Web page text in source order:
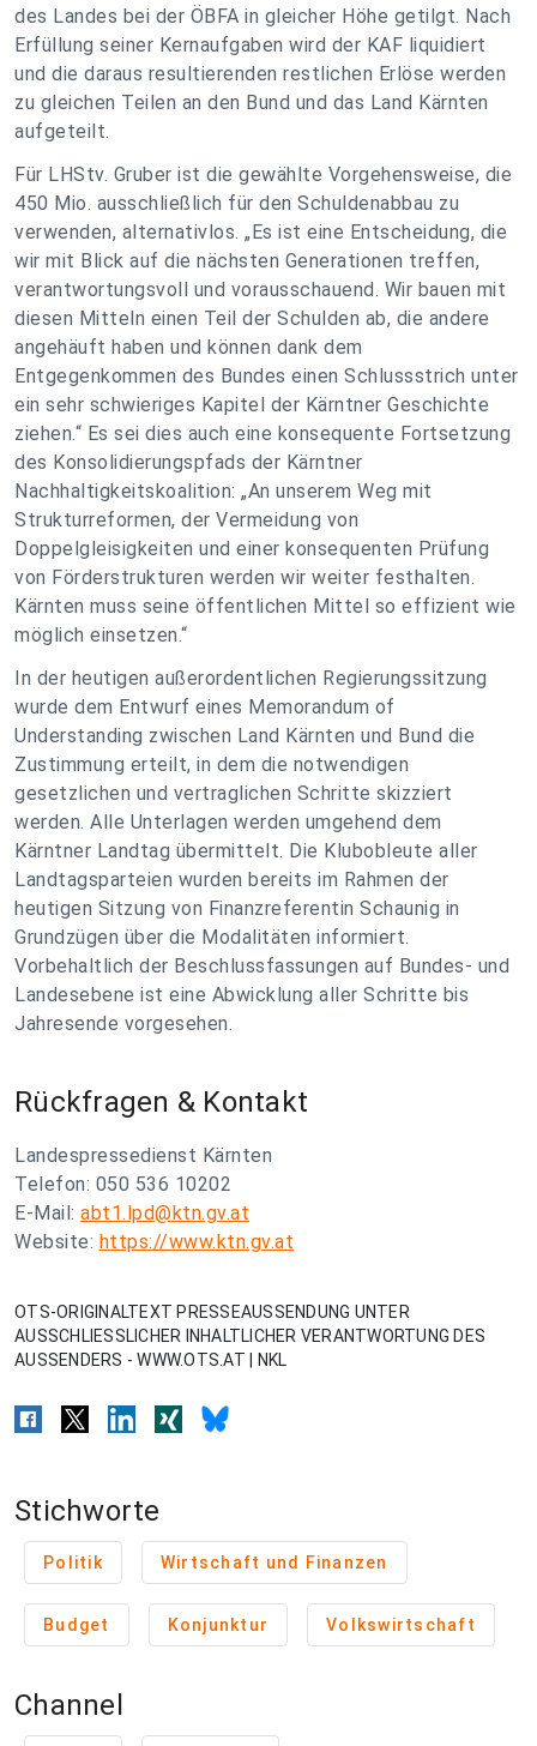
des Landes bei der ÖBFA in gleicher Höhe getilgt. Nach
Erfüllung seiner Kernaufgaben wird der KAF liquidiert
und die daraus resultierenden restlichen Erlöse werden
zu gleichen Teilen an den Bund und das Land Kärnten
aufgeteilt.
Für LHStv. Gruber ist die gewählte Vorgehensweise, die
450 Mio. ausschließlich für den Schuldenabbau zu
verwenden, alternativlos. „Es ist eine Entscheidung, die
wir mit Blick auf die nächsten Generationen treffen,
verantwortungsvoll und vorausschauend. Wir bauen mit
diesen Mitteln einen Teil der Schulden ab, die andere
angehäuft haben und können dank dem
Entgegenkommen des Bundes einen Schlussstrich unter
ein sehr schwieriges Kapitel der Kärntner Geschichte
ziehen.“ Es sei dies auch eine konsequente Fortsetzung
des Konsolidierungspfads der Kärntner
Nachhaltigkeitskoalition: „An unserem Weg mit
Strukturreformen, der Vermeidung von
Doppelgleisigkeiten und einer konsequenten Prüfung
von Förderstrukturen werden wir weiter festhalten.
Kärnten muss seine öffentlichen Mittel so effizient wie
möglich einsetzen.“
In der heutigen außerordentlichen Regierungssitzung
wurde dem Entwurf eines Memorandum of
Understanding zwischen Land Kärnten und Bund die
Zustimmung erteilt, in dem die notwendigen
gesetzlichen und vertraglichen Schritte skizziert
werden. Alle Unterlagen werden umgehend dem
Kärntner Landtag übermittelt. Die Klubobleute aller
Landtagsparteien wurden bereits im Rahmen der
heutigen Sitzung von Finanzreferentin Schaunig in
Grundzügen über die Modalitäten informiert.
Vorbehaltlich der Beschlussfassungen auf Bundes- und
Landesebene ist eine Abwicklung aller Schritte bis
Jahresende vorgesehen.
Rückfragen & Kontakt
Landespressedienst Kärnten
Telefon: 050 536 10202
E-Mail: abt1.lpd@ktn.gv.at
Website: https://www.ktn.gv.at
OTS-ORIGINALTEXT PRESSEAUSSENDUNG UNTER
AUSSCHLIESSLICHER INHALTLICHER VERANTWORTUNG DES
AUSSENDERS - WWW.OTS.AT | NKL
Stichworte
Politik Wirtschaft und Finanzen
Budget Konjunktur Volkswirtschaft
Channel